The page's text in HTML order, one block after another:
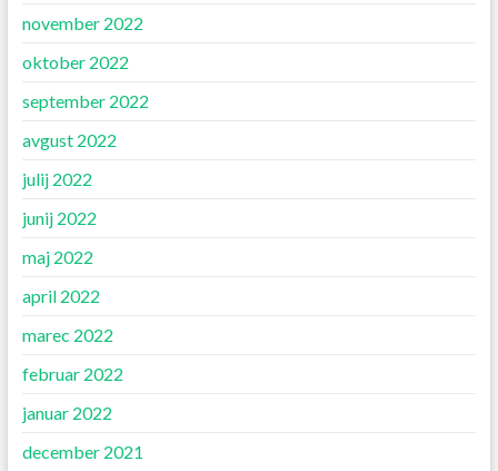
november 2022
oktober 2022
september 2022
avgust 2022
julij 2022
junij 2022
maj 2022
april 2022
marec 2022
februar 2022
januar 2022
december 2021